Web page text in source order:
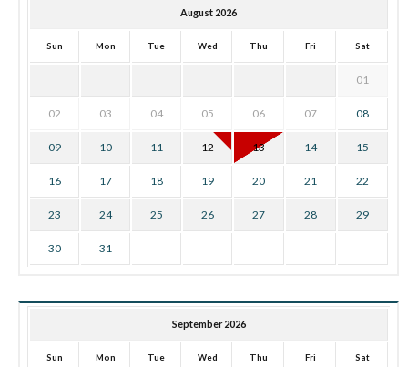
August 2026
Sun Mon Tue Wed Thu Fri Sat
01
02 03 04 05 06 07 08
09 10 11 12 13 14 15
16 17 18 19 20 21 22
23 24 25 26 27 28 29
30 31
September 2026
Sun Mon Tue Wed Thu Fri Sat